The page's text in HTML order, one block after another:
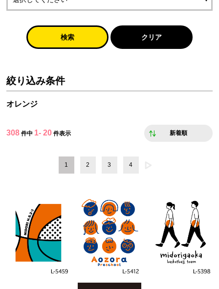
検索 クリア
絞り込み条件
オレンジ
308 件中 1- 20 件表示 新着順
1 2 3 4